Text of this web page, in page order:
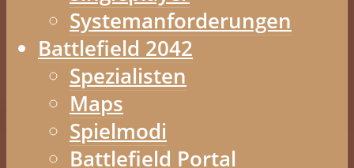
Systemanforderungen
Battlefield 2042
Spezialisten
Maps
Spielmodi
Battlefield Portal